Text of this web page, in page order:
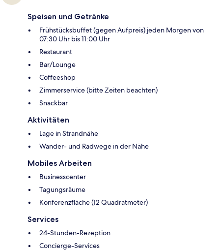
Speisen und Getränke
Frühstücksbuffet (gegen Aufpreis) jeden Morgen von
07:30 Uhr bis 11:00 Uhr
Restaurant
Bar/Lounge
Coffeeshop
Zimmerservice (bitte Zeiten beachten)
Snackbar
Aktivitäten
Lage in Strandnähe
Wander- und Radwege in der Nähe
Mobiles Arbeiten
Businesscenter
Tagungsräume
Konferenzfläche (12 Quadratmeter)
Services
24-Stunden-Rezeption
Concierge-Services